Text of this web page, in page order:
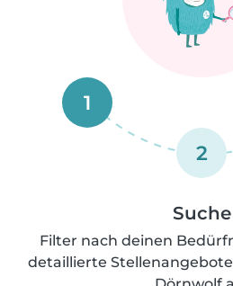
1
2
Suche
Filter nach deinen
detaillierte